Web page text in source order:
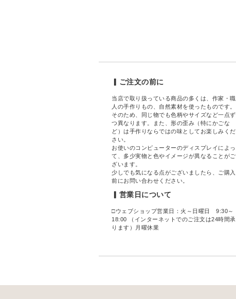
▎ご注文の前に
当店で取り扱っている商品の多くは、作家・職
人の手作りもの、自然素材を使ったものです。
そのため、同じ物でも色柄やサイズなど一点ず
つ異なります。また、形の歪み（特にかごな
ど）は手作りならではの味としてお楽しみくだ
さい。
お使いのコンピューターのディスプレイによっ
て、多少実物と色やイメージが異なることがご
ざいます。
少しでも気になる点がございましたら、ご購入
前にお問い合わせください。
▎営業日について
□ウェブショップ営業日：火～日曜日 9:30～
18:00 （インターネットでのご注文は24時間承
ります）月曜休業